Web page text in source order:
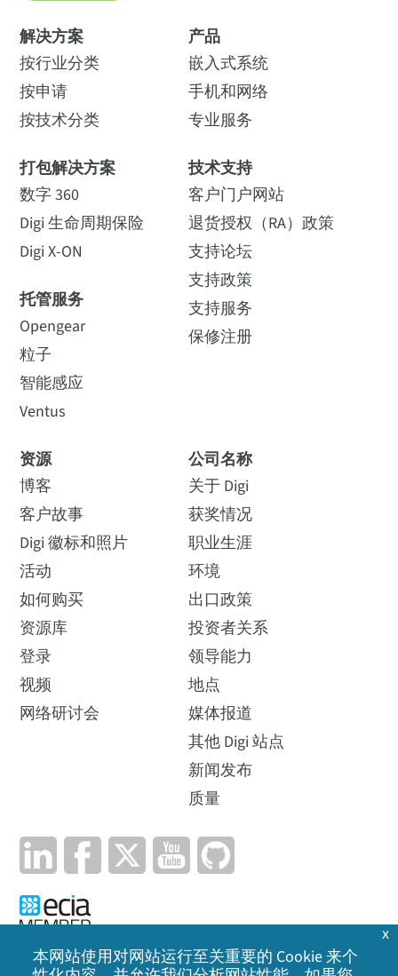
解决方案
按行业分类
按申请
按技术分类
打包解决方案
数字 360
Digi 生命周期保险
Digi X-ON
托管服务
Opengear
粒子
智能感应
Ventus
产品
嵌入式系统
手机和网络
专业服务
技术支持
客户门户网站
退货授权（RA）政策
支持论坛
支持政策
支持服务
保修注册
资源
博客
客户故事
Digi 徽标和照片
活动
如何购买
资源库
登录
视频
网络研讨会
公司名称
关于 Digi
获奖情况
职业生涯
环境
出口政策
投资者关系
领导能力
地点
媒体报道
其他 Digi 站点
新闻发布
质量
本网站使用对网站运行至关重要的 Cookie 来个
x